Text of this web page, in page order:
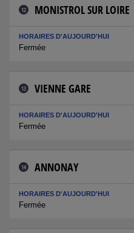
12 MONISTROL SUR LOIRE
HORAIRES D'AUJOURD'HUI
Fermée
13 VIENNE GARE
HORAIRES D'AUJOURD'HUI
Fermée
14 ANNONAY
HORAIRES D'AUJOURD'HUI
Fermée